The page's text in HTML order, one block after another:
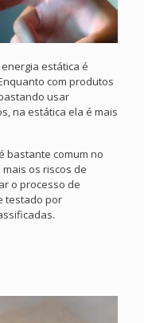
estática é
com produtos
usar
na estática ela é mais
bastante comum no
os riscos de
o processo de
testado por